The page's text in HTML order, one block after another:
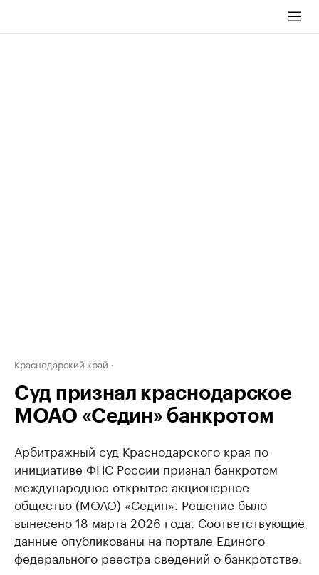
Краснодарский край
Суд признал краснодарское
МОАО «Седин» банкротом
Арбитражный суд Краснодарского края по
инициативе ФНС России признал банкротом
международное открытое акционерное
общество (МОАО) «Седин». Решение было
вынесено 18 марта 2026 года. Соответствующие
данные опубликованы на портале Единого
федерального реестра сведений о банкротстве.